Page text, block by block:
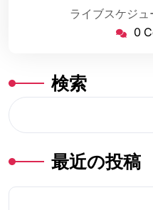
ライブスケジ
0
検索
最近の投稿